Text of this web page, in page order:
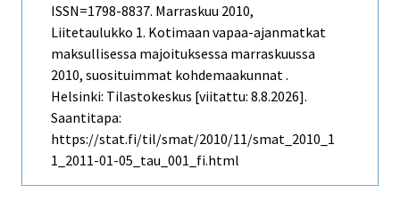
ISSN=1798-8837. Marraskuu 2010,
Liitetaulukko 1. Kotimaan vapaa-ajanmatkat
maksullisessa majoituksessa marraskuussa
2010, suosituimmat kohdemaakunnat .
Helsinki: Tilastokeskus [viitattu: 8.8.2026].
Saantitapa:
https://stat.fi/til/smat/2010/11/smat_2010_1
1_2011-01-05_tau_001_fi.html